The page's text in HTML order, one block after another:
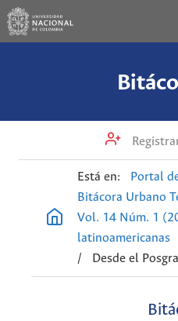
Está en: Portal
Bitácora Urbano
Vol. 14 Núm. 1
latinoamericanas
/
Desde el